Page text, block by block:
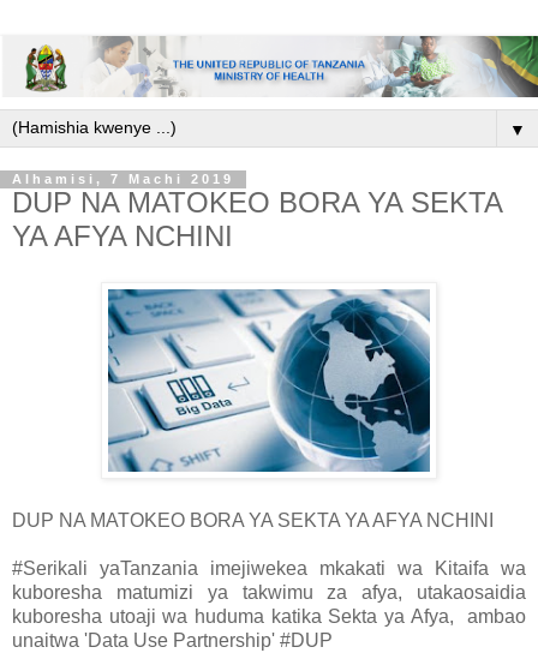
▼
Alhamisi, 7 Machi 2019
DUP NA MATOKEO BORA YA SEKTA
YA AFYA NCHINI
DUP NA MATOKEO BORA YA SEKTA YA AFYA NCHINI
#Serikali yaTanzania imejiwekea mkakati wa Kitaifa wa
kuboresha matumizi ya takwimu za afya, utakaosaidia
kuboresha utoaji wa huduma katika Sekta ya Afya, ambao
unaitwa 'Data Use Partnership' #DUP